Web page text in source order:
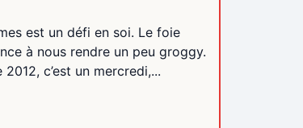
est un défi en soi. Le foie
à nous rendre un peu groggy.
c’est un mercredi,...